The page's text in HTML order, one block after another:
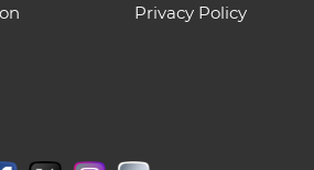
Privacy Policy